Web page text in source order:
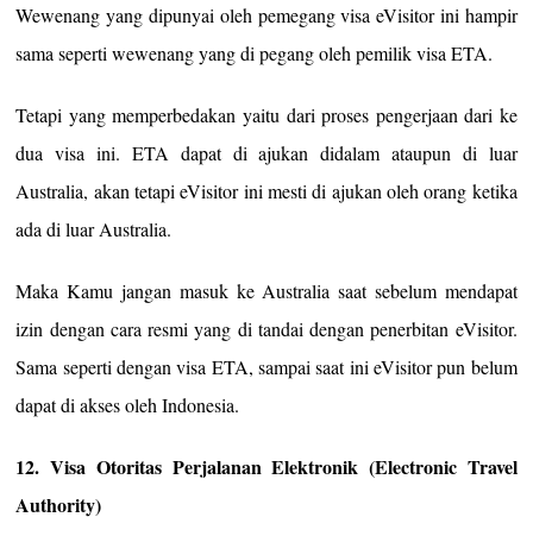
Wewenang yang dipunyai oleh pemegang visa eVisitor ini hampir
sama seperti wewenang yang di pegang oleh pemilik visa ETA.
Tetapi yang memperbedakan yaitu dari proses pengerjaan dari ke
dua visa ini. ETA dapat di ajukan didalam ataupun di luar
Australia, akan tetapi eVisitor ini mesti di ajukan oleh orang ketika
ada di luar Australia.
Maka Kamu jangan masuk ke Australia saat sebelum mendapat
izin dengan cara resmi yang di tandai dengan penerbitan eVisitor.
Sama seperti dengan visa ETA, sampai saat ini eVisitor pun belum
dapat di akses oleh Indonesia.
12. Visa Otoritas Perjalanan Elektronik (Electronic Travel
Authority)